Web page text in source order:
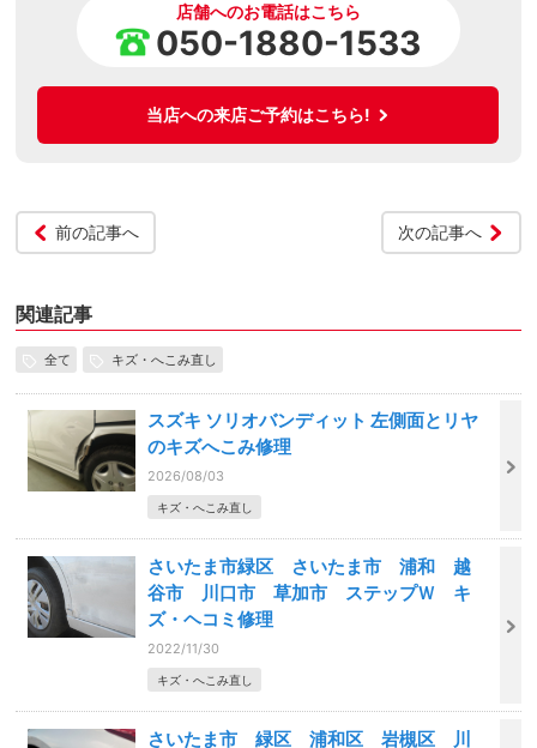
店舗へのお電話はこちら
050-1880-1533
当店への来店ご予約はこちら!
前の記事へ 次の記事へ
関連記事
全て キズ・へこみ直し
スズキ ソリオバンディット 左側面とリヤ
のキズへこみ修理
2026/08/03
キズ・へこみ直し
さいたま市緑区 さいたま市 浦和 越
谷市 川口市 草加市 ステップＷ キ
ズ・ヘコミ修理
2022/11/30
キズ・へこみ直し
さいたま市 緑区 浦和区 岩槻区 川